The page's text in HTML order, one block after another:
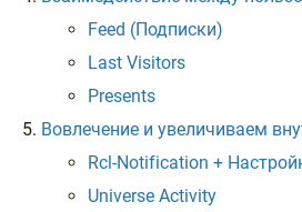
Feed (Подписки)
Last Visitors
Presents
Вовлечение и увеличиваем
Rcl-Notification +
Universe Activity